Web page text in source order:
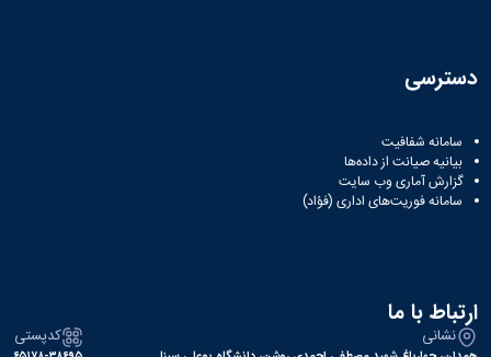
دسترسی
سامانه شفافیت
بیانیه صیانت از داده‌ها
گزارش آماری وب‌ سایت
سامانه فوریت‌های اداری (فؤاد)
ارتباط با ما
نشانی کدپستی